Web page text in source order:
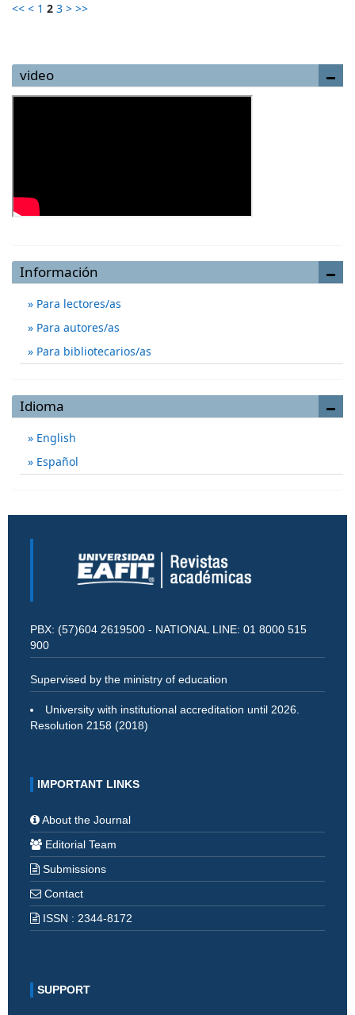
<< < 1 2 3 > >>
video
Información
Para lectores/as
Para autores/as
Para bibliotecarios/as
Idioma
English
Español
PBX: (57)604 2619500 - NATIONAL LINE: 01 8000 515
900
Supervised by the ministry of education
University with institutional accreditation until 2026.
Resolution 2158 (2018)
IMPORTANT LINKS
About the Journal
Editorial Team
Submissions
Contact
ISSN : 2344-8172
SUPPORT